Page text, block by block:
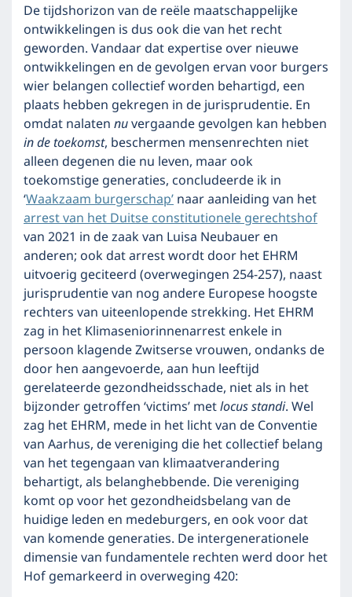
De tijdshorizon van de reële maatschappelijke
ontwikkelingen is dus ook die van het recht
geworden. Vandaar dat expertise over nieuwe
ontwikkelingen en de gevolgen ervan voor burgers
wier belangen collectief worden behartigd, een
plaats hebben gekregen in de jurisprudentie. En
omdat nalatennuvergaande gevolgen kan hebben
in de toekomst, beschermen mensenrechten niet
alleen degenen die nu leven, maar ook
toekomstige generaties, concludeerde ik in
‘Waakzaam burgerschap’naar aanleiding van het
arrest van het Duitse constitutionele gerechtshof
van 2021 in de zaak van Luisa Neubauer en
anderen; ook dat arrest wordt door het EHRM
uitvoerig geciteerd (overwegingen 254-257), naast
jurisprudentie van nog andere Europese hoogste
rechters van uiteenlopende strekking. Het EHRM
zag in het Klimaseniorinnenarrest enkele in
persoon klagende Zwitserse vrouwen, ondanks de
door hen aangevoerde, aan hun leeftijd
gerelateerde gezondheidsschade, niet als in het
bijzonder getroffen ‘victims’ metlocus standi. Wel
zag het EHRM, mede in het licht van de Conventie
van Aarhus, de vereniging die het collectief belang
van het tegengaan van klimaatverandering
behartigt, als belanghebbende. Die vereniging
komt op voor het gezondheidsbelang van de
huidige leden en medeburgers, en ook voor dat
van komende generaties. De intergenerationele
dimensie van fundamentele rechten werd door het
Hof gemarkeerd in overweging 420: